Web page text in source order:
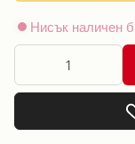
Нисък наличен